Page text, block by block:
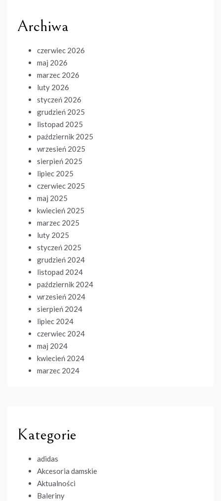
Archiwa
czerwiec 2026
maj 2026
marzec 2026
luty 2026
styczeń 2026
grudzień 2025
listopad 2025
październik 2025
wrzesień 2025
sierpień 2025
lipiec 2025
czerwiec 2025
maj 2025
kwiecień 2025
marzec 2025
luty 2025
styczeń 2025
grudzień 2024
listopad 2024
październik 2024
wrzesień 2024
sierpień 2024
lipiec 2024
czerwiec 2024
maj 2024
kwiecień 2024
marzec 2024
Kategorie
adidas
Akcesoria damskie
Aktualności
Baleriny